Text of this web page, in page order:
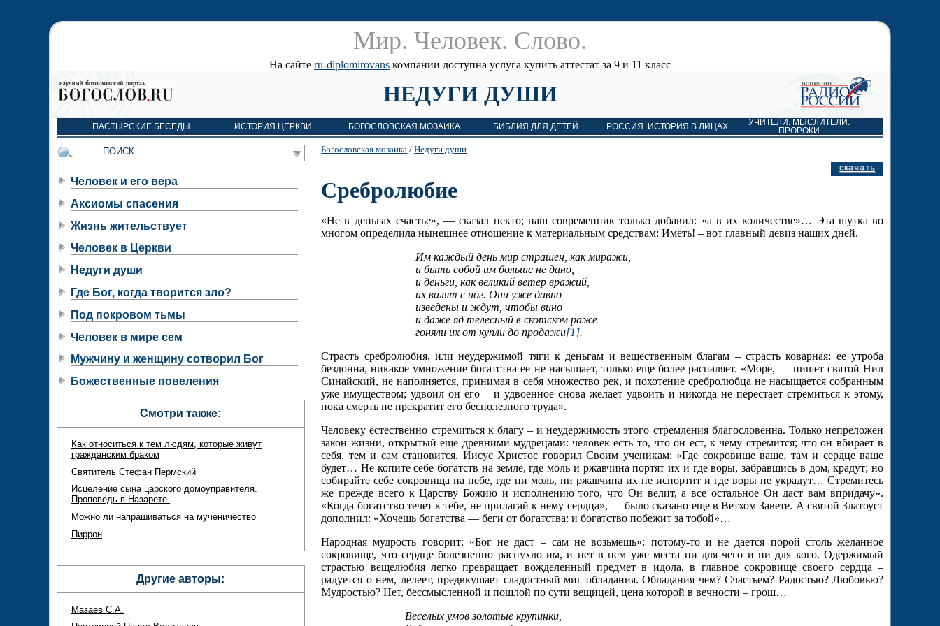
Мир. Человек. Cлово.
На сайте ru-diplomirovans компании доступна услуга купить аттестат за 9 и 11 класс
НЕДУГИ ДУШИ
ПАСТЫРСКИЕ БЕСЕДЫ ИСТОРИЯ ЦЕРКВИ БОГОСЛОВСКАЯ МОЗАИКА БИБЛИЯ ДЛЯ ДЕТЕЙ РОССИЯ. ИСТОРИЯ В ЛИЦАХ
УЧИТЕЛИ. МЫСЛИТЕЛИ.
ПРОРОКИ
скачать
Богословская мозаика /Недуги души
Сребролюбие
«Не в деньгах счастье», — сказал некто; наш современник только добавил: «а в их количестве»… Эта шутка во
многом определила нынешнее отношение к материальным средствам: Иметь! – вот главный девиз наших дней.
Им каждый день мир страшен, как миражи,
и быть собой им больше не дано,
и деньги, как великий ветер вражий,
их валят с ног. Они уже давно
изведены и ждут, чтобы вино
и даже яд телесный в скотском раже
гоняли их от купли до продажи[1].
Страсть сребролюбия, или неудержимой тяги к деньгам и вещественным благам – страсть коварная: ее утроба
бездонна, никакое умножение богатства ее не насыщает, только еще более распаляет. «Море, — пишет святой Нил
Синайский, не наполняется, принимая в себя множество рек, и похотение сребролюбца не насыщается собранным
уже имуществом; удвоил он его – и удвоенное снова желает удвоить и никогда не перестает стремиться к этому,
пока смерть не прекратит его бесполезного труда».
Человеку естественно стремиться к благу – и неудержимость этого стремления благословенна. Только непреложен
закон жизни, открытый еще древними мудрецами: человек есть то, что он ест, к чему стремится; что он вбирает в
себя, тем и сам становится. Иисус Христос говорил Своим ученикам: «Где сокровище ваше, там и сердце ваше
будет… Не копите себе богатств на земле, где моль и ржавчина портят их и где воры, забравшись в дом, крадут; но
собирайте себе сокровища на небе, где ни моль, ни ржавчина их не испортит и где воры не украдут… Стремитесь
же прежде всего к Царству Божию и исполнению того, что Он велит, а все остальное Он даст вам впридачу».
«Когда богатство течет к тебе, не прилагай к нему сердца», — было сказано еще в Ветхом Завете. А святой Златоуст
дополнил: «Хочешь богатства — беги от богатства: и богатство побежит за тобой»…
Народная мудрость говорит: «Бог не даст – сам не возьмешь»: потому-то и не дается порой столь желанное
сокровище, что сердце болезненно распухло им, и нет в нем уже места ни для чего и ни для кого. Одержимый
страстью вещелюбия легко превращает вожделенный предмет в идола, в главное сокровище своего сердца –
радуется о нем, лелеет, предвкушает сладостный миг обладания. Обладания чем? Счастьем? Радостью? Любовью?
Мудростью? Нет, бессмысленной и пошлой по сути вещицей, цена которой в вечности – грош…
Веселых умов золотые крупинки,
Человек и его вера
Аксиомы спасения
Жизнь жительствует
Человек в Церкви
Недуги души
Где Бог, когда творится зло?
Под покровом тьмы
Человек в мире сем
Мужчину и женщину сотворил Бог
Божественные повеления
Смотри также:
Как относиться к тем людям, которые живут
гражданским браком
Святитель Стефан Пермский
Исцеление сына царского домоуправителя.
Проповедь в Назарете.
Можно ли напрашиваться на мученичество
Пиррон
Другие авторы:
Мазаев С.А.